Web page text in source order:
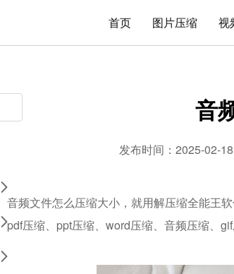
首页 图片压缩 视
音
发布时间：2025-02-
音频文件怎么压缩大小，就用解压缩全能王
pdf压缩、ppt压缩、word压缩、音频压缩、gif